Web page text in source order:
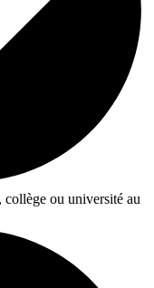
collège ou université au